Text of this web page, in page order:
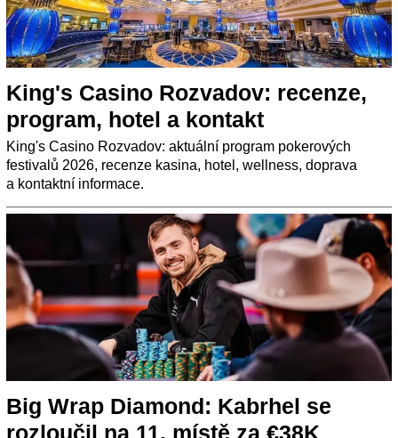
King's Casino Rozvadov: recenze,
program, hotel a kontakt
King's Casino Rozvadov: aktuální program pokerových
festivalů 2026, recenze kasina, hotel, wellness, doprava
a kontaktní informace.
Big Wrap Diamond: Kabrhel se
rozloučil na 11. místě za €38K